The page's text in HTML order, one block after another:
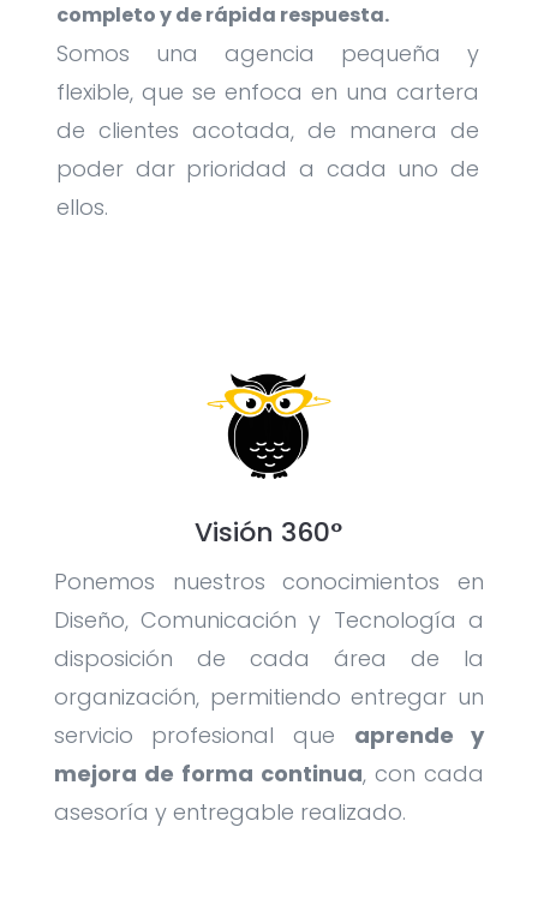
completo y de rápida respuesta.
Somos una agencia pequeña y
flexible, que se enfoca en una cartera
de clientes acotada, de manera de
poder dar prioridad a cada uno de
ellos.
Visión 360°
Ponemos nuestros conocimientos en
Diseño, Comunicación y Tecnología a
disposición de cada área de la
organización, permitiendo entregar un
servicio profesional que aprende y
mejora de forma continua, con cada
asesoría y entregable realizado.